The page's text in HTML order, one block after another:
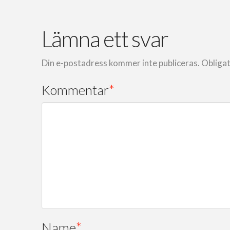
Lämna ett svar
Din e-postadress kommer inte publiceras.
Kommentar*